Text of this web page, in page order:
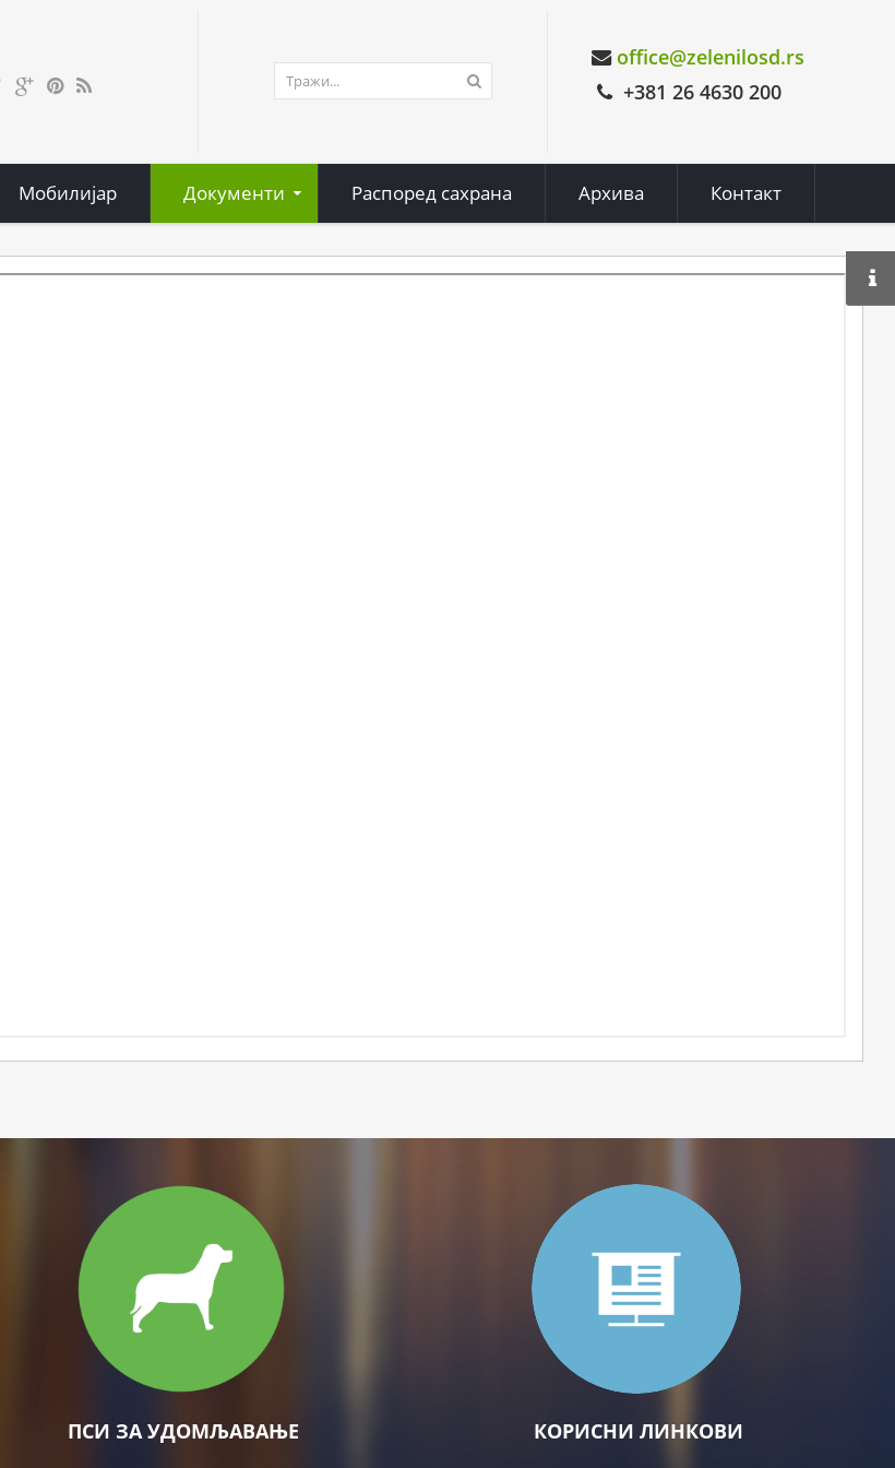
office@zelenilosd.rs
+381 26 4630 200
Мобилијар Документи Распоред сахрана Архива Контакт
ПСИ ЗА УДОМЉАВАЊЕ КОРИСНИ ЛИНКОВИ